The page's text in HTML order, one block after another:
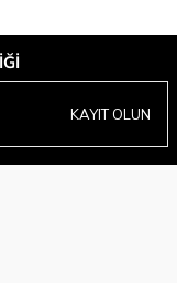
KAYIT OLUN